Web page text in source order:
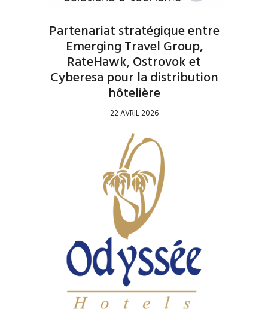
Partenariat stratégique entre
Emerging Travel Group,
RateHawk, Ostrovok et
Cyberesa pour la distribution
hôtelière
22 AVRIL 2026